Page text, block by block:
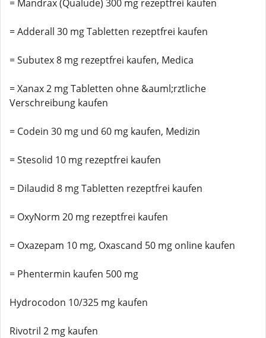
= Mandrax (Qualude) 300 mg rezeptfrei kaufen
= Adderall 30 mg Tabletten rezeptfrei kaufen
= Subutex 8 mg rezeptfrei kaufen, Medica
= Xanax 2 mg Tabletten ohne &auml;rztliche
Verschreibung kaufen
= Codein 30 mg und 60 mg kaufen, Medizin
= Stesolid 10 mg rezeptfrei kaufen
= Dilaudid 8 mg Tabletten rezeptfrei kaufen
= OxyNorm 20 mg rezeptfrei kaufen
= Oxazepam 10 mg, Oxascand 50 mg online kaufen
= Phentermin kaufen 500 mg
Hydrocodon 10/325 mg kaufen
Rivotril 2 mg kaufen